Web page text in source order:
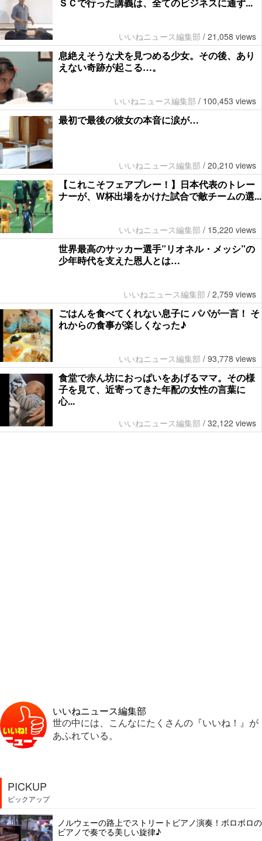
いいねニュース編集部 / 21,058 views
息絶えそうな犬を見つめる少女。その後、あり
えない奇跡が起こる…。
いいねニュース編集部 / 100,453 views
最初で最後の彼女の本音に涙が…
いいねニュース編集部 / 20,210 views
【これこそフェアプレー！】日本代表のトレー
ナーが、W杯出場をかけた試合で敵チームの選...
いいねニュース編集部 / 15,220 views
世界最高のサッカー選手”リオネル・メッシ”の
少年時代を支えた恩人とは…
いいねニュース編集部 / 2,759 views
ごはんを食べてくれない息子に パパが一言！ そ
れからの食事が楽しくなった♪
いいねニュース編集部 / 93,778 views
食堂で赤ん坊におっぱいをあげるママ。その様
子を見て、近寄ってきた年配の女性の言葉に
心...
いいねニュース編集部 / 32,122 views
いいねニュース編集部
世の中には、こんなにたくさんの『いいね！』が
あふれている。
PICKUP
ピックアップ
ノルウェーの路上でストリートビアノ演奏！ボロボロの
ビアノで奏でる美しい旋律♪